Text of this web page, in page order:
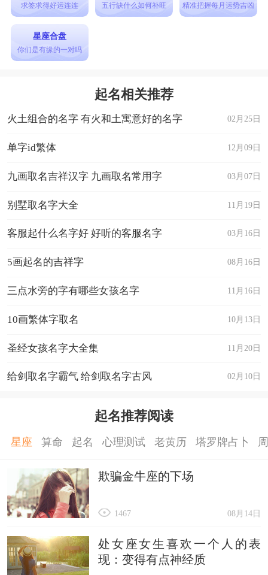
△暗夜孤狼△ - 在黑暗的夜晚里，独自一人的孤
狼，守护着内心的冷漠和无尽的孤寂。
网名女伤感冷漠有哪些?网名女伤感冷漠带符号有
求签求得好运连连 五行缺什么如何补旺 精准把握每月运势吉凶
星座合盘
你们是有缘的一对吗
起名相关推荐
02月25日
火土组合的名字 有火和土寓意好的名字
12月09日
单字id繁体
03月07日
九画取名吉祥汉字 九画取名常用字
11月19日
别墅取名字大全
03月16日
客服起什么名字好 好听的客服名字
08月16日
5画起名的吉祥字
11月16日
三点水旁的字有哪些女孩名字
10月13日
10画繁体字取名
11月20日
圣经女孩名字大全集
02月10日
给剑取名字霸气 给剑取名字古风
起名推荐阅读
星座 算命 起名 心理测试 老黄历 塔罗牌占卜
欺骗金牛座的下场
08月14日
1467
处女座女生喜欢一个人的表
现：变得有点神经质